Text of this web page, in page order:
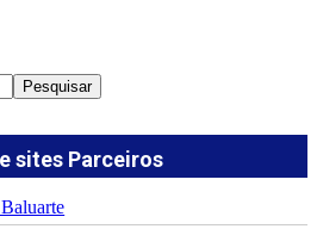
Pesquisar
sites Parceiros